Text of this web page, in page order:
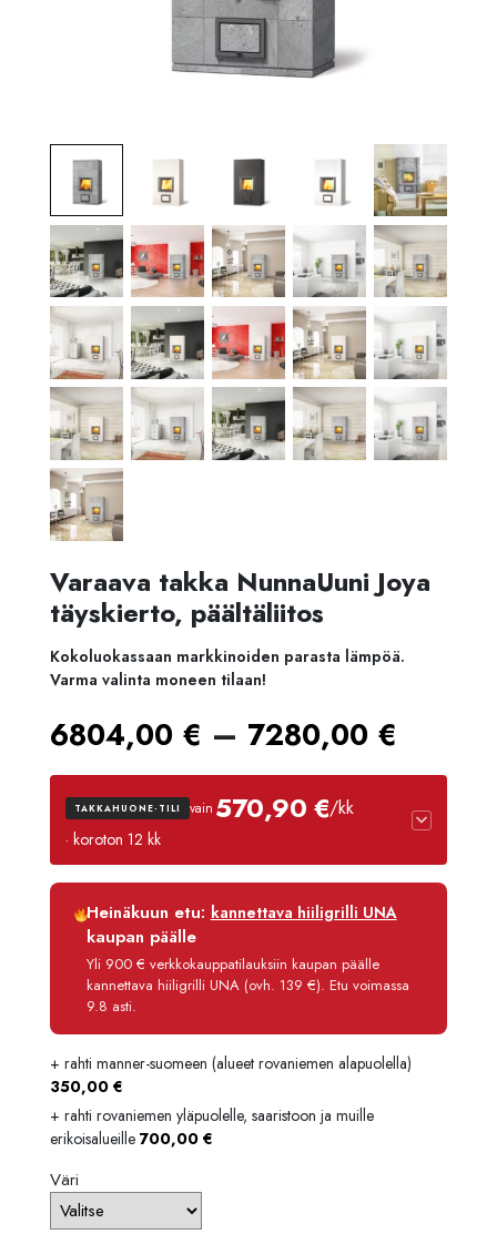
Varaava takka NunnaUuni Joya
täyskierto, päältäliitos
Kokoluokassaan markkinoiden parasta lämpöä.
Varma valinta moneen tilaan!
6804,00 € – 7280,00 €
TAKKAHUONE-TILI vain 570,90 €/kk
· koroton 12 kk
Luottoaika
12 kk
Korko
Käsittelymaksu
3,90 €/kk
Maksettava yhteensä
6 850,80 €
Heinäkuun etu: kannettava hiiligrilli UNA
kaupan päälle
Yli 900 € verkkokauppatilauksiin kaupan päälle
kannettava hiiligrilli UNA (ovh. 139 €). Etu voimassa
9.8 asti.
+ rahti manner-suomeen (alueet rovaniemen alapuolella)
350,00 €
+ rahti rovaniemen yläpuolelle, saaristoon ja muille
erikoisalueille 700,00 €
Väri